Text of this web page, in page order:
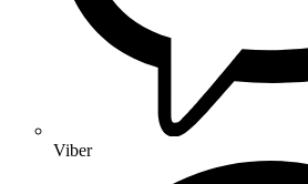
Viber